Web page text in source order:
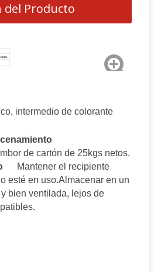
del Producto
intermedio de colorante
de cartón de 25kgs netos.
Mantener el recipiente
esté en uso.Almacenar en un
bien ventilada, lejos de